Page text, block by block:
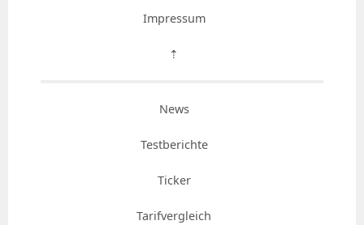
Impressum
⇡
News
Testberichte
Ticker
Tarifvergleich